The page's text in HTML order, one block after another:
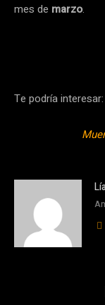
mes de marzo.
Te podría interesar: